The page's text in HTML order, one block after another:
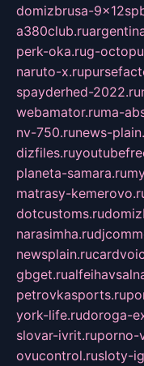
domizbrusa-
a380club.ru
perk-oka.rug-
naruto-x.ru
spayderhed-2022.ru
webamator.ruma-
nv-750.runews-
dizfiles.ru
planeta-samara.ru
matrasy-
dotcustoms.ru
narasimha.ru
newsplain.ru
gbget.ru
petrovkasports.ru
york-life.rudoroga-
slovar-ivrit.ruporno-
ovucontrol.rusloty-